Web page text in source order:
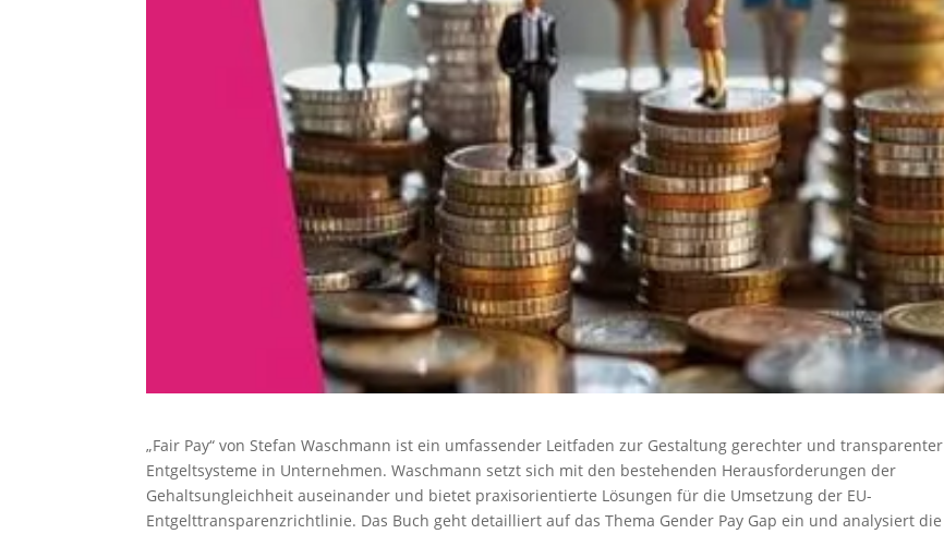
„Fair Pay“ von Stefan Waschmann ist ein umfassender Leitfaden zur Gestaltung gerechter und transparenter
Entgeltsysteme in Unternehmen. Waschmann setzt sich mit den bestehenden Herausforderungen der
Gehaltsungleichheit auseinander und bietet praxisorientierte Lösungen für die Umsetzung der EU-
Entgelttransparenzrichtlinie. Das Buch geht detailliert auf das Thema Gender Pay Gap ein und analysiert die